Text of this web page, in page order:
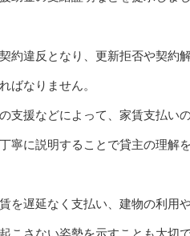
約違反となり、更新拒否や契約
ばなりません。
支援などによって、家賃支払い
寧に説明することで貸主の理解
を遅延なく支払い、建物の利用